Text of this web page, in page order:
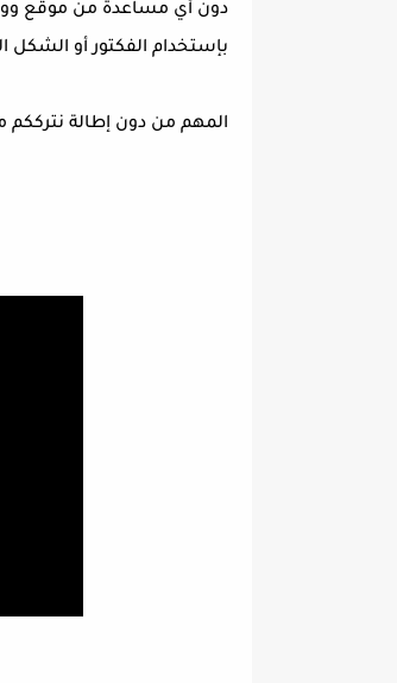
دون أي مساعدة من موقع
بإستخدام الفكتور أو
المهم من دون إطالة نترككم